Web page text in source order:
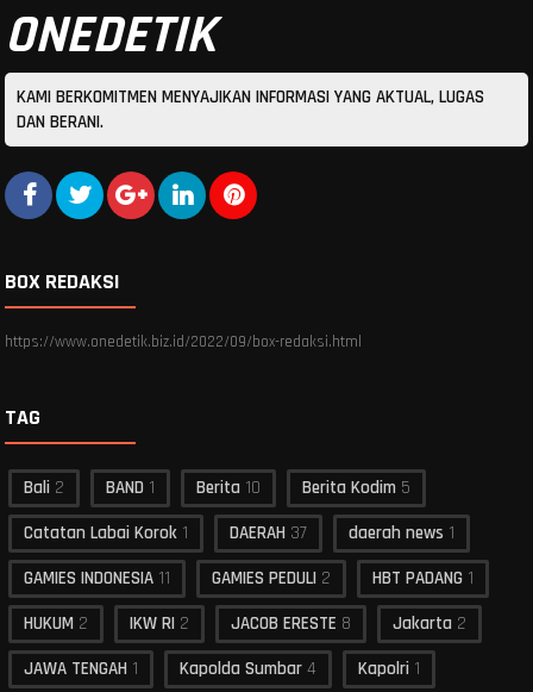
ONEDETIK
KAMI BERKOMITMEN MENYAJIKAN INFORMASI YANG AKTUAL, LUGAS
DAN BERANI.
BOX REDAKSI
https://www.onedetik.biz.id/2022/09/box-redaksi.html
TAG
Bali 2 BAND 1 Berita 10 Berita Kodim 5
Catatan Labai Korok 1 DAERAH 37 daerah news 1
GAMIES INDONESIA 11 GAMIES PEDULI 2 HBT PADANG 1
HUKUM 2 IKW RI 2 JACOB ERESTE 8 Jakarta 2
JAWA TENGAH 1 Kapolda Sumbar 4 Kapolri 1